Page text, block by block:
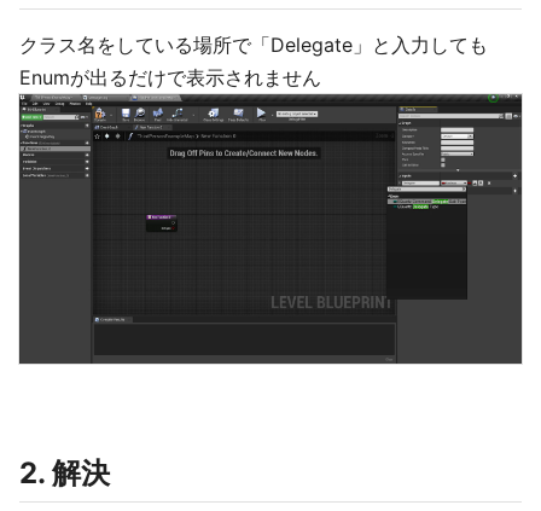
クラス名をしている場所で「Delegate」と入力しても
Enumが出るだけで表示されません
2. 解決